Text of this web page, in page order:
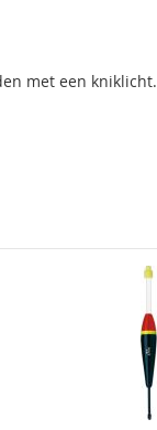
met een kniklicht.